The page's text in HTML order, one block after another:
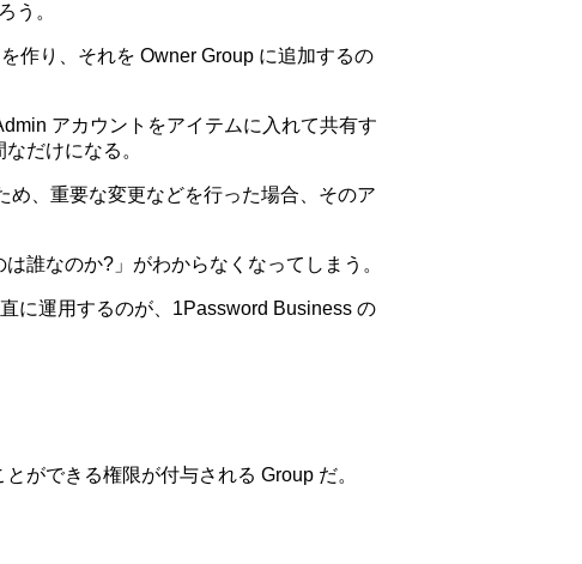
う。
作り、それを Owner Group に追加するの
アカウントをアイテムに入れて共有す
だけになる。
め、重要な変更などを行った場合、そのア
誰なのか?」がわからなくなってしまう。
に運用するのが、1Password Business の
ができる権限が付与される Group だ。